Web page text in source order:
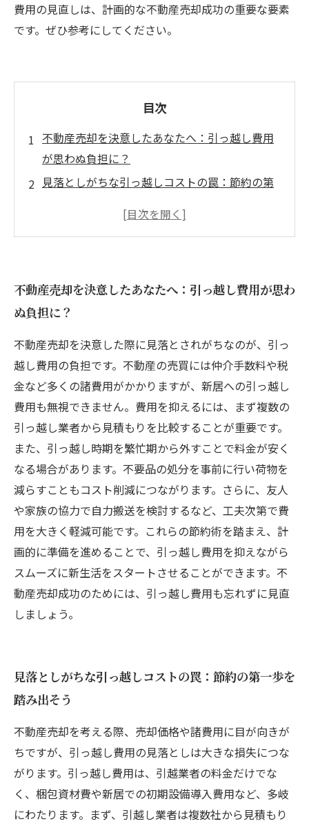
費用の見直しは、計画的な不動産売却成功の重要な要素
です。ぜひ参考にしてください。
目次
不動産売却を決意したあなたへ：引っ越し費用
が思わぬ負担に？
見落としがちな引っ越しコストの罠：節約の第
具体的な節約術公開！運搬方法や時期の工夫で
足度アップの秘訣
トータル費用を最小限に抑えた不動産売却と新
生活の成功体験談
引っ越し費用の節約がもたらす心の余裕と次の
ステップへの準備
まとめ：計画的な費用管理で不動産売却を賢く
乗り切ろう
不動産売却を決意したあなたへ：引っ越し費用が思わ
ぬ負担に？
不動産売却を決意した際に見落とされがちなのが、引っ
越し費用の負担です。不動産の売買には仲介手数料や税
金など多くの諸費用がかかりますが、新居への引っ越し
費用も無視できません。費用を抑えるには、まず複数の
引っ越し業者から見積もりを比較することが重要です。
また、引っ越し時期を繁忙期から外すことで料金が安く
なる場合があります。不要品の処分を事前に行い荷物を
減らすこともコスト削減につながります。さらに、友人
や家族の協力で自力搬送を検討するなど、工夫次第で費
用を大きく軽減可能です。これらの節約術を踏まえ、計
画的に準備を進めることで、引っ越し費用を抑えながら
スムーズに新生活をスタートさせることができます。不
動産売却成功のためには、引っ越し費用も忘れずに見直
しましょう。
見落としがちな引っ越しコストの罠：節約の第一歩を
踏み出そう
不動産売却を考える際、売却価格や諸費用に目が向きが
ちですが、引っ越し費用の見落としは大きな損失につな
がります。引っ越し費用は、引越業者の料金だけでな
く、梱包資材費や新居での初期設備導入費用など、多岐
にわたります。まず、引越し業者は複数社から見積もり